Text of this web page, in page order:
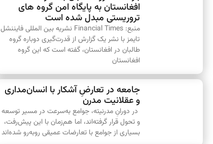
افغانستان به پایگاه امن گروه های
تروریستی مبدل شده است
منبع: Financial Times نشریه بین المللی فایننشل
تایمز با نشر یک گزارش از قدرت‌گیری دوباره گروه
طالبان در افغانستان، گفته است که این گروه
افغانستان
جامعه در تعارضِ آشکار با انسان‌مداری
و عقلانیت مدرن
در دورانِ مدرنیته، جوامع به‌سرعت در مسیر توسعه
و تحول قرار گرفته‌اند، اما هم‌زمان با این پیش‌رفت،
بسیاری از جوامع با تعارضات عمیقی روبه‌رو شده‌اند